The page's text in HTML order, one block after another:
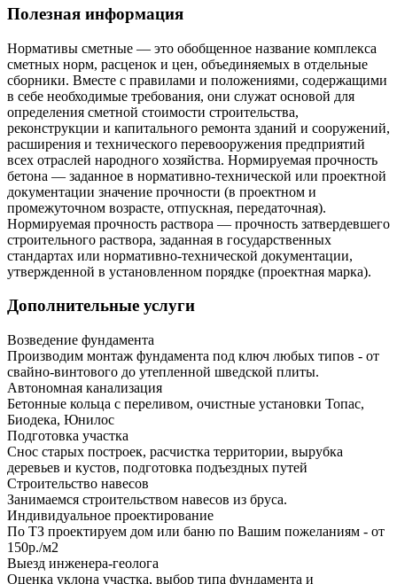
Полезная информация
Нормативы сметные — это обобщенное название комплекса
сметных норм, расценок и цен, объединяемых в отдельные
сборники. Вместе с правилами и положениями, содержащими
в себе необходимые требования, они служат основой для
определения сметной стоимости строительства,
реконструкции и капитального ремонта зданий и сооружений,
расширения и технического перевооружения предприятий
всех отраслей народного хозяйства. Нормируемая прочность
бетона — заданное в нормативно-технической или проектной
документации значение прочности (в проектном и
промежуточном возрасте, отпускная, передаточная).
Нормируемая прочность раствора — прочность затвердевшего
строительного раствора, заданная в государственных
стандартах или нормативно-технической документации,
утвержденной в установленном порядке (проектная марка).
Дополнительные услуги
Возведение фундамента
Производим монтаж фундамента под ключ любых типов - от
свайно-винтового до утепленной шведской плиты.
Автономная канализация
Бетонные кольца с переливом, очистные установки Топас,
Биодека, Юнилос
Подготовка участка
Снос старых построек, расчистка территории, вырубка
деревьев и кустов, подготовка подъездных путей
Строительство навесов
Занимаемся строительством навесов из бруса.
Индивидуальное проектирование
По ТЗ проектируем дом или баню по Вашим пожеланиям - от
150р./м2
Выезд инженера-геолога
Оценка уклона участка, выбор типа фундамента и